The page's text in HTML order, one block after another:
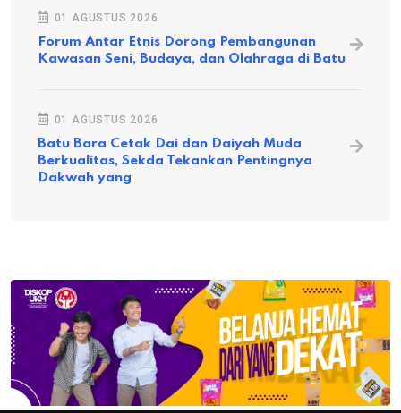
01 AGUSTUS 2026
Forum Antar Etnis Dorong Pembangunan
Kawasan Seni, Budaya, dan Olahraga di Batu
01 AGUSTUS 2026
Batu Bara Cetak Dai dan Daiyah Muda
Berkualitas, Sekda Tekankan Pentingnya
Dakwah yang